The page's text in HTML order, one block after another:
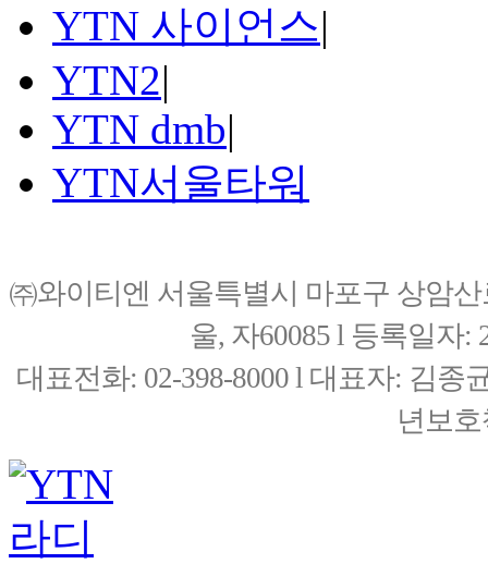
YTN 사이언스|
YTN2|
YTN dmb|
YTN서울타워
㈜와이티엔 서울특별시 마포구 상암
울, 자60085 l 등록일자:
대표전화: 02-398-8000 l 대표자: 김종
년보